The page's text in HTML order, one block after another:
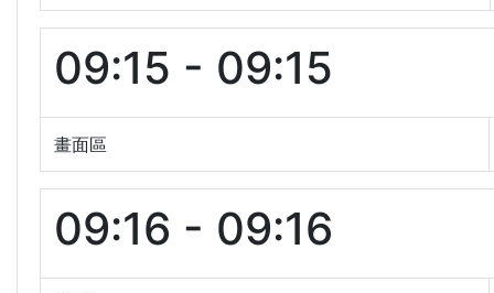
09:15 - 09:15
畫面區
09:16 - 09:16